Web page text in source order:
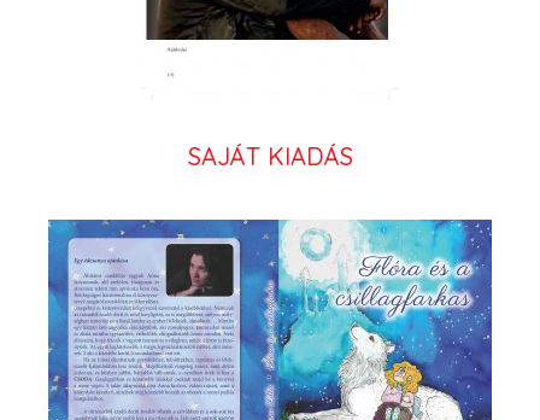
SAJÁT KIADÁS